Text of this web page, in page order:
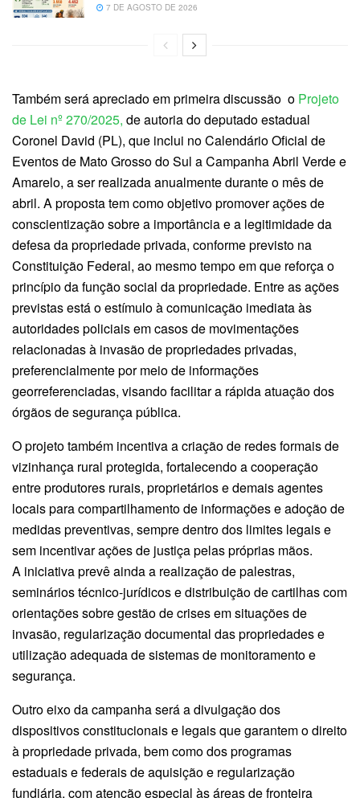
7 DE AGOSTO DE 2026
Também será apreciado em primeira discussão o Projeto
de Lei nº 270/2025, de autoria do deputado estadual
Coronel David (PL), que inclui no Calendário Oficial de
Eventos de Mato Grosso do Sul a Campanha Abril Verde e
Amarelo, a ser realizada anualmente durante o mês de
abril. A proposta tem como objetivo promover ações de
conscientização sobre a importância e a legitimidade da
defesa da propriedade privada, conforme previsto na
Constituição Federal, ao mesmo tempo em que reforça o
princípio da função social da propriedade. Entre as ações
previstas está o estímulo à comunicação imediata às
autoridades policiais em casos de movimentações
relacionadas à invasão de propriedades privadas,
preferencialmente por meio de informações
georreferenciadas, visando facilitar a rápida atuação dos
órgãos de segurança pública.
O projeto também incentiva a criação de redes formais de
vizinhança rural protegida, fortalecendo a cooperação
entre produtores rurais, proprietários e demais agentes
locais para compartilhamento de informações e adoção de
medidas preventivas, sempre dentro dos limites legais e
sem incentivar ações de justiça pelas próprias mãos.
A iniciativa prevê ainda a realização de palestras,
seminários técnico-jurídicos e distribuição de cartilhas com
orientações sobre gestão de crises em situações de
invasão, regularização documental das propriedades e
utilização adequada de sistemas de monitoramento e
segurança.
Outro eixo da campanha será a divulgação dos
dispositivos constitucionais e legais que garantem o direito
à propriedade privada, bem como dos programas
estaduais e federais de aquisição e regularização
fundiária, com atenção especial às áreas de fronteira